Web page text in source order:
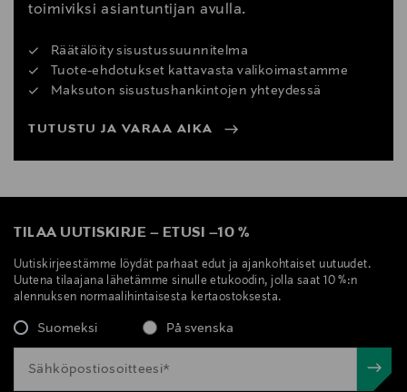
toimiviksi asiantuntijan avulla.
Räätälöity sisustussuunnitelma
Tuote-ehdotukset kattavasta valikoimastamme
Maksuton sisustushankintojen yhteydessä
TUTUSTU JA VARAA AIKA
TILAA UUTISKIRJE – ETUSI –10 %
Uutiskirjeestämme löydät parhaat edut ja ajankohtaiset uutuudet.
Uutena tilaajana lähetämme sinulle etukoodin, jolla saat 10 %:n
alennuksen normaalihintaisesta kertaostoksesta.
Suomeksi På svenska